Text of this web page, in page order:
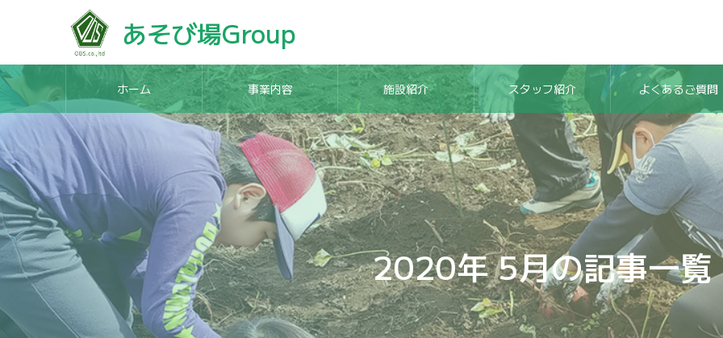
あそび場Group
ホーム 事業内容 施設紹介 スタッフ紹介 よくあるご質問
2020年 5月の記事一覧